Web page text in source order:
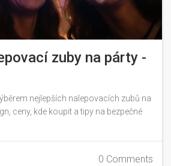
zuby na párty -
nejlepších nalepovacích zubů na
ceny, kde koupit a tipy na bezpečné
0 Comments